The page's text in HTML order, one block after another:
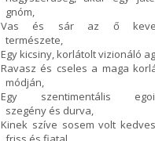
gnóm,
Vas és sár az ő
természete,
Egy kicsiny, korlátolt vizionáló
Ravasz és cseles a maga
módján,
Egy szentimentális
szegény és durva,
Kinek szíve sosem volt